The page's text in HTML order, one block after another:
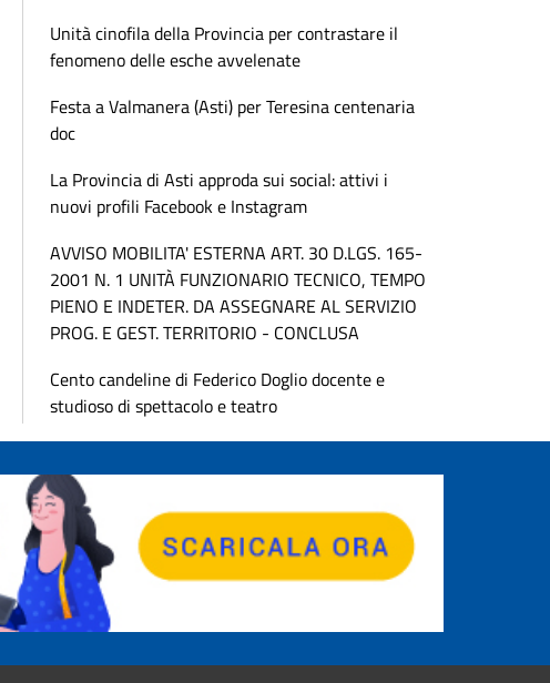
Unità cinofila della Provincia per contrastare il
fenomeno delle esche avvelenate
Festa a Valmanera (Asti) per Teresina centenaria
doc
La Provincia di Asti approda sui social: attivi i
nuovi profili Facebook e Instagram
AVVISO MOBILITA' ESTERNA ART. 30 D.LGS. 165-
2001 N. 1 UNITÀ FUNZIONARIO TECNICO, TEMPO
PIENO E INDETER. DA ASSEGNARE AL SERVIZIO
PROG. E GEST. TERRITORIO - CONCLUSA
Cento candeline di Federico Doglio docente e
studioso di spettacolo e teatro